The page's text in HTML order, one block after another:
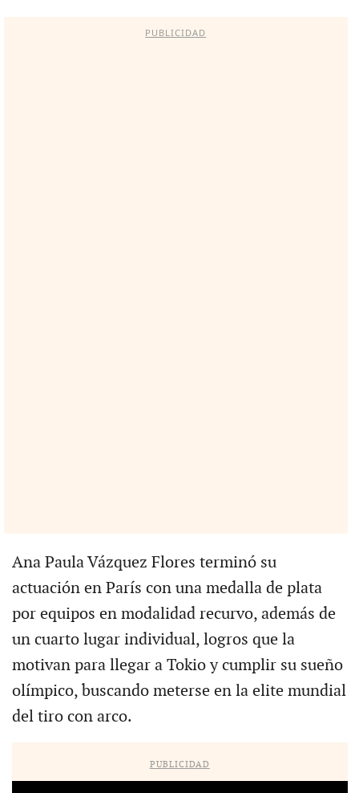
PUBLICIDAD
Ana Paula Vázquez Flores terminó su
actuación en París con una medalla de plata
por equipos en modalidad recurvo, además de
un cuarto lugar individual, logros que la
motivan para llegar a Tokio y cumplir su sueño
olímpico, buscando meterse en la elite mundial
del tiro con arco.
PUBLICIDAD